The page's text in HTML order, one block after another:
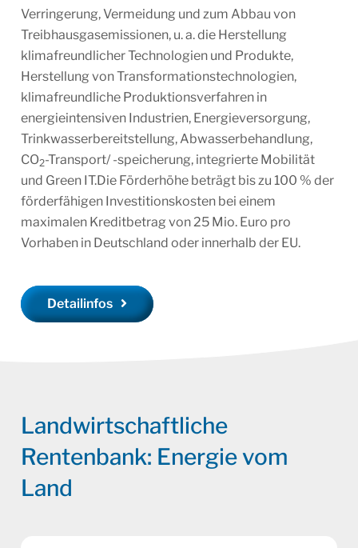
Verringerung, Vermeidung und zum Abbau von
Treibhausgasemissionen, u. a. die Herstellung
klimafreundlicher Technologien und Produkte,
Herstellung von Transformationstechnologien,
klimafreundliche Produktionsverfahren in
energieintensiven Industrien, Energieversorgung,
Trinkwasserbereitstellung, Abwasserbehandlung,
CO2-Transport/ -speicherung, integrierte Mobilität
und Green IT.Die Förderhöhe beträgt bis zu 100 % der
förderfähigen Investitionskosten bei einem
maximalen Kreditbetrag von 25 Mio. Euro pro
Vorhaben in Deutschland oder innerhalb der EU.
Detailinfos
Landwirtschaftliche
Rentenbank: Energie vom
Land